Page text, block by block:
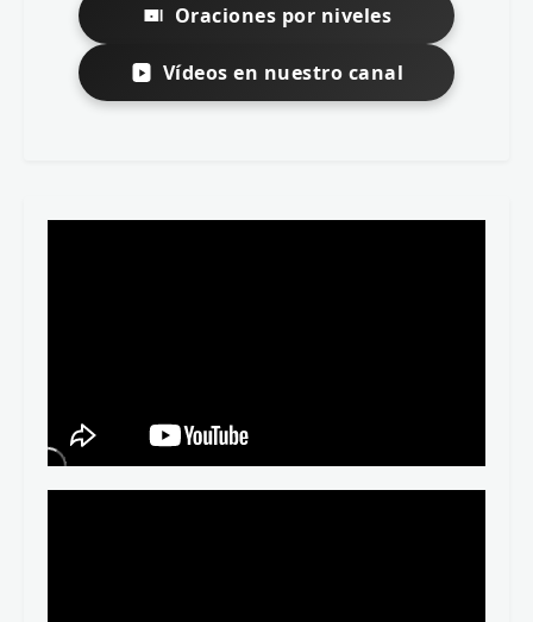
Oraciones por niveles
Vídeos en nuestro canal